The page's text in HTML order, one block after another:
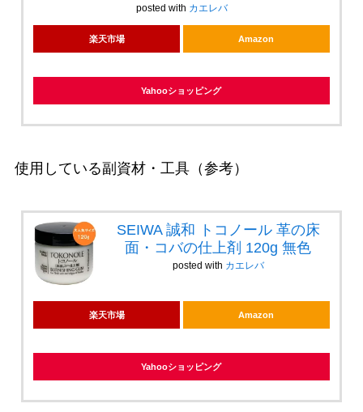
posted with カエレバ
楽天市場 Amazon
Yahooショッピング
使用している副資材・工具（参考）
SEIWA 誠和 トコノール 革の床
面・コバの仕上剤 120g 無色
posted with カエレバ
楽天市場 Amazon
Yahooショッピング